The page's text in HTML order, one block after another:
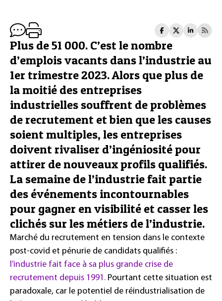
Plus de 51 000. C’est le nombre
d’emplois vacants dans l’industrie au
1er trimestre 2023. Alors que plus de
la moitié des entreprises
industrielles souffrent de problèmes
de recrutement et bien que les causes
soient multiples, les entreprises
doivent rivaliser d’ingéniosité pour
attirer de nouveaux profils qualifiés.
La semaine de l’industrie fait partie
des événements incontournables
pour gagner en visibilité et casser les
clichés sur les métiers de l’industrie.
Marché du recrutement en tension dans le contexte
post-covid et pénurie de candidats qualifiés :
l’industrie fait face à sa plus grande crise de
recrutement depuis 1991. Pourtant cette situation est
paradoxale, car le potentiel de réindustrialisation de